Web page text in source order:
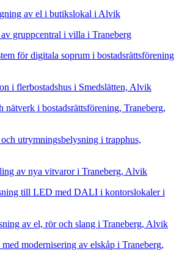
av el i butikslokal i Alvik
gruppcentral i villa i Traneberg
för digitala soprum i bostadsrättsförening
i flerbostadshus i Smedslätten, Alvik
nätverk i bostadsrättsförening, Traneberg,
utrymningsbelysning i trapphus,
av nya vitvaror i Traneberg, Alvik
till LED med DALI i kontorslokaler i
av el, rör och slang i Traneberg, Alvik
modernisering av elskåp i Traneberg,